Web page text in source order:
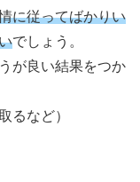
に従ってばかりい
でしょう。
が良い結果をつか
るなど）